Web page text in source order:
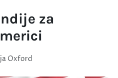
za
Oxford